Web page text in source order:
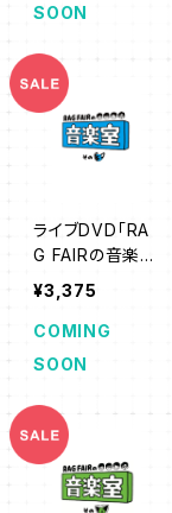
SOON
ライブDVD「RA
G FAIRの音楽室
その3」25%オフ
SALE
¥3,375
COMING
SOON